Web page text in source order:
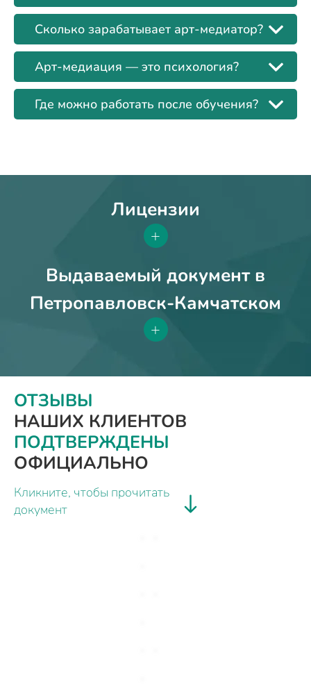
Сколько зарабатывает арт-медиатор?
Арт-медиация — это психология?
Где можно работать после обучения?
Лицензии
+
Выдаваемый документ в
Петропавловск-Камчатском
+
ОТЗЫВЫ
НАШИХ КЛИЕНТОВ
ПОДТВЕРЖДЕНЫ
ОФИЦИАЛЬНО
Кликните, чтобы прочитать
документ